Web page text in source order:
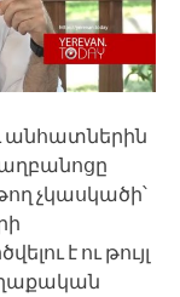
անհատներին
չկասկածի՝
է ու թույլ